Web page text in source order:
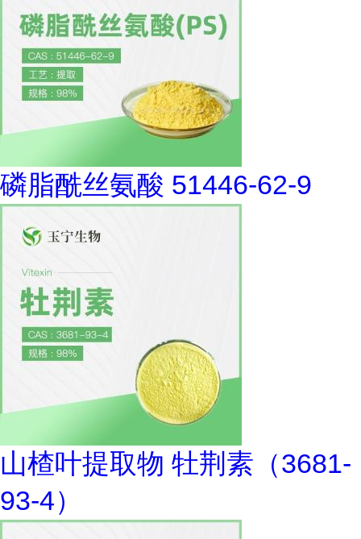
磷脂酰丝氨酸 51446-62-9
山楂叶提取物 牡荆素（3681-
93-4）